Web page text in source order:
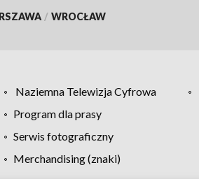
/ WROCŁAW
Naziemna Telewizja Cyfrowa
Program dla prasy
Serwis fotograficzny
Merchandising (znaki)